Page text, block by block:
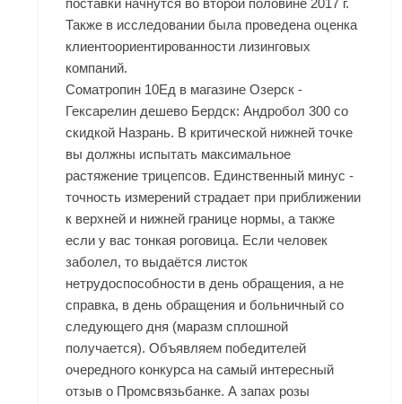
поставки начнутся во второй половине 2017 г.
Также в исследовании была проведена оценка
клиентоориентированности лизинговых
компаний.
Cоматропин 10Ед в магазине Озерск -
Гексарелин дешево Бердск: Андробол 300 со
скидкой Назрань. В критической нижней точке
вы должны испытать максимальное
растяжение трицепсов. Единственный минус -
точность измерений страдает при приближении
к верхней и нижней границе нормы, а также
если у вас тонкая роговица. Если человек
заболел, то выдаётся листок
нетрудоспособности в день обращения, а не
справка, в день обращения и больничный со
следующего дня (маразм сплошной
получается). Объявляем победителей
очередного конкурса на самый интересный
отзыв о Промсвязьбанке. А запах розы